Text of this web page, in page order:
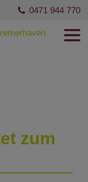
0471 944 770
zum